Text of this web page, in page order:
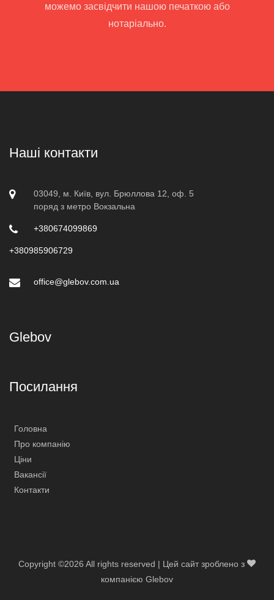
можемо засвідчити нашою печаткою або
нотаріально.
Наші контакти
03049, м. Київ, вул. Брюллова 12, оф. 5
поряд з метро Вокзальна
+380674099869
+380985906729
office@glebov.com.ua
Glebov
Посилання
Головна
Про компанію
Ціни
Вакансії
Контакти
Copyright ©2026 All rights reserved | Цей сайт зроблено з
компанією Glebov